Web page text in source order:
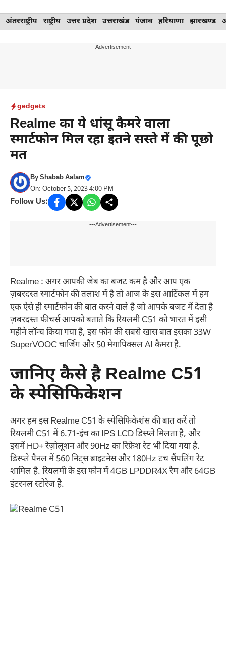
Skip
to
अंतरराष्ट्रीय राष्ट्रीय उत्तर प्रदेश उत्तराखंड पंजाब हरियाणा झारखण्ड
---Advertisement---
gedgets
Realme का ये धांसू कैमरे वाला
स्मार्टफोन मिल रहा इतने सस्ते में की पूछो
मत
ByShabab Aalam
On: October 5, 2023 4:00 PM
Follow Us:
---Advertisement---
Realme : अगर आपकी जेब का बजट कम है और आप एक
ज़बरदस्त स्मार्टफोन की तलाश में है तो आज के इस आर्टिकल में हम
एक ऐसे ही स्मार्टफोन की बात करने वाले है जो आपके बजट में देता है
ज़बरदस्त फीचर्स आपको बताते कि रियलमी C51 को भारत में इसी
महीने लॉन्च किया गया है, इस फोन की सबसे खास बात इसका 33W
SuperVOOC चार्जिंग और 50 मेगापिक्सल AI कैमरा है.
जानिए कैसे है Realme C51
के स्पेसिफिकेशन
अगर हम इस Realme C51 के स्पेसिफिकेशंस की बात करें तो
रियलमी C51 में 6.71-इंच का IPS LCD डिस्प्ले मिलता है, और
इसमें HD+ रेज़ोलूशन और 90Hz का रिफ्रेश रेट भी दिया गया है.
डिस्प्ले पैनल में 560 निट्स ब्राइटनेस और 180Hz टच सैंपलिंग रेट
शामिल है. रियलमी के इस फोन में 4GB LPDDR4X रैम और 64GB
इंटरनल स्टोरेज है.